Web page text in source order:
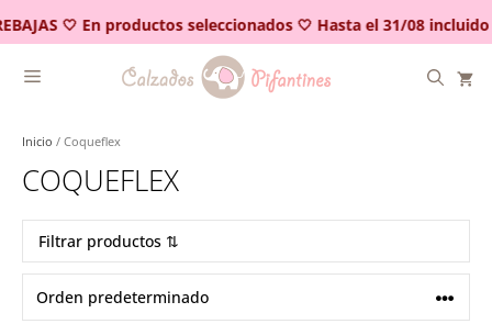
🤍 En productos seleccionados 🤍 Hasta el 31/08 incluido
al
contenido
Inicio / Coqueflex
COQUEFLEX
Filtrar productos ⇅